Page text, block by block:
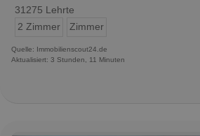
31275 Lehrte
2 Zimmer
Zimmer
Quelle: Immobilienscout24.de
Aktualisiert: 3 Stunden, 11 Minuten